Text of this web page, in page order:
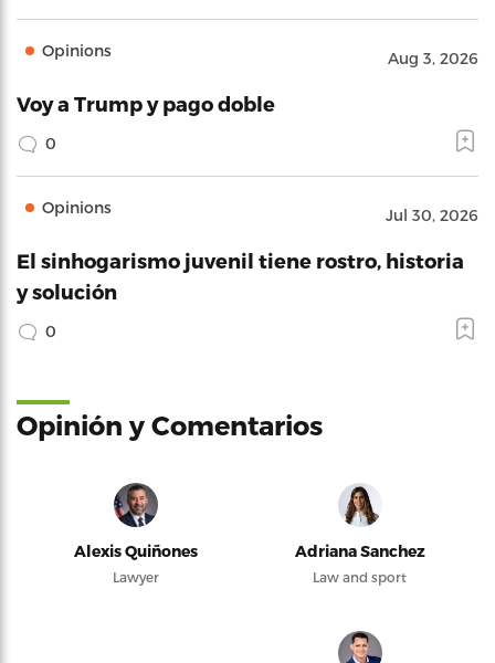
Opinions Aug 3, 2026
Voy a Trump y pago doble
0
Opinions Jul 30, 2026
El sinhogarismo juvenil tiene rostro, historia
y solución
0
Opinión y Comentarios
Alexis Quiñones
Lawyer
Adriana Sanchez
Law and sport